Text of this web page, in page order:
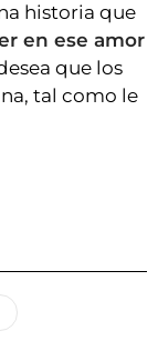
historia que
en ese amor
que los
tal como le